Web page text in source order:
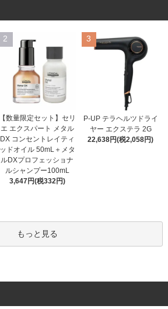
2
【数量限定セット】セリ
エ エクスパート メタル
DX コンセントレイティ
ッドオイル 50mL＋メタ
ルDXプロフェッショナ
ルシャンプー100mL
3,647円(税332円)
3
P-UP テラヘルツドライ
ヤー エクステラ 2G
22,638円(税2,058円)
もっと見る